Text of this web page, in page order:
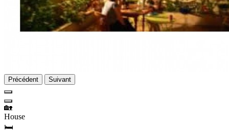
Précédent Suivant
🏡
House
🛏